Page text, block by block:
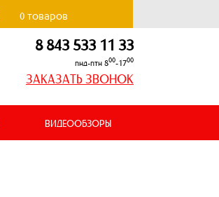
0товаров
8 843 533 11 33
пнд-птн 800-1700
ЗАКАЗАТЬ ЗВОНОК
ВИДЕООБЗОРЫ